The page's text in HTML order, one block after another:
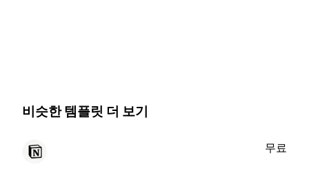
비슷한 템플릿 더 보기
무료